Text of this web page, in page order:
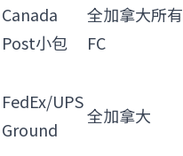
Canada
Post小包
全加拿大所有
FC
FedEx/UPS
Ground
全加拿大